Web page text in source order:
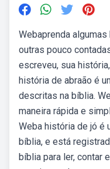
Webaprenda
outras pouco
escreveu, sua
história de abraão é
descritas na bíblia.
maneira rápida e
Weba história de jó é
bíblia, e está
bíblia para ler, contar